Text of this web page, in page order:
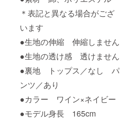
＊表記と異なる場合がござ
います
●生地の伸縮 伸縮しません
●生地の透け感 透けません
●裏地 トップス／なし パ
ンツ／あり
●カラー ワイン×ネイビー
●モデル身長 165cm